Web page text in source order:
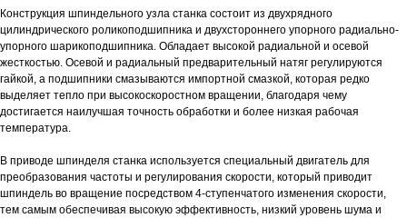
Конструкция шпиндельного узла станка состоит из двухрядного
цилиндрического роликоподшипника и двухстороннего упорного радиально-
упорного шарикоподшипника. Обладает высокой радиальной и осевой
жесткостью. Осевой и радиальный предварительный натяг регулируются
гайкой, а подшипники смазываются импортной смазкой, которая редко
выделяет тепло при высокоскоростном вращении, благодаря чему
достигается наилучшая точность обработки и более низкая рабочая
температура.
В приводе шпинделя станка используется специальный двигатель для
преобразования частоты и регулирования скорости, который приводит
шпиндель во вращение посредством 4-ступенчатого изменения скорости,
тем самым обеспечивая высокую эффективность, низкий уровень шума и